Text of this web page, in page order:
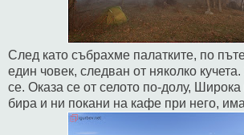
След като събрахме палатките, по
един човек, следван от няколко
се. Оказа се от селото по-долу,
бира и ни покани на кафе при него,